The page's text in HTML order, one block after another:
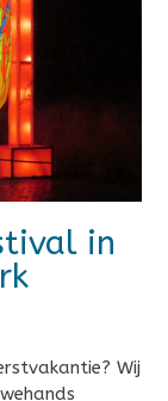
in
Wij